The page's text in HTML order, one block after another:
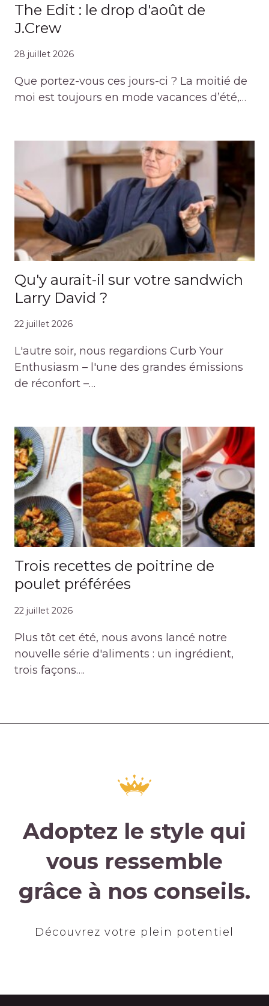
The Edit : le drop d'août de
J.Crew
28 juillet 2026
Que portez-vous ces jours-ci ? La moitié de
moi est toujours en mode vacances d’été,…
Qu'y aurait-il sur votre sandwich
Larry David ?
22 juillet 2026
L'autre soir, nous regardions Curb Your
Enthusiasm – l'une des grandes émissions
de réconfort –…
Trois recettes de poitrine de
poulet préférées
22 juillet 2026
Plus tôt cet été, nous avons lancé notre
nouvelle série d'aliments : un ingrédient,
trois façons….
Adoptez le style qui
vous ressemble
grâce à nos conseils.
Découvrez votre plein potentiel